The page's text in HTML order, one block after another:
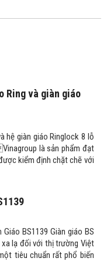
Ring và giàn giáo
hệ giàn giáo Ringlock 8 lỗ
là sản phẩm đạt
kiểm định chặt chẽ với
BS1139 Giàn giáo BS
lạ đối với thị trường Việt
tiêu chuẩn rất phổ biến